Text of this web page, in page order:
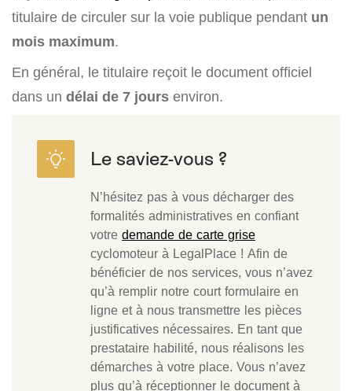
titulaire de circuler sur la voie publique pendant un
mois maximum.
En général, le titulaire reçoit le document officiel
dans un délai de 7 jours environ.
N’hésitez pas à vous décharger des
formalités administratives en confiant
votre demande de carte grise
cyclomoteur à LegalPlace ! Afin de
bénéficier de nos services, vous n’avez
qu’à remplir notre court formulaire en
ligne et à nous transmettre les pièces
justificatives nécessaires. En tant que
prestataire habilité, nous réalisons les
démarches à votre place. Vous n’avez
plus qu’à réceptionner le document à